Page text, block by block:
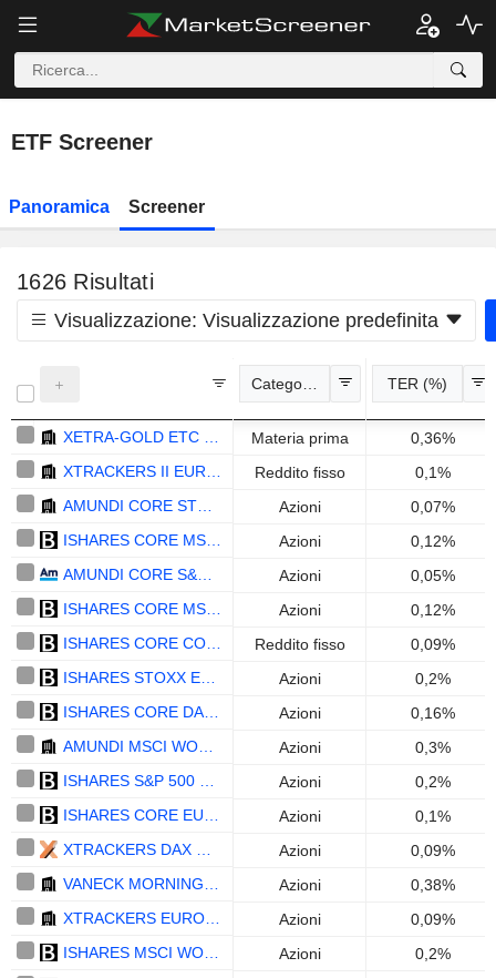
ETF Screener
Panoramica Screener
1626 Risultati
Visualizzazione: Visualizzazione predefinita
Categoria TER (%)
Materia prima
0,36%
Reddito fisso
0,1%
Azioni
0,07%
Azioni
0,12%
Azioni
0,05%
Azioni
0,12%
Reddito fisso
0,09%
Azioni
0,2%
Azioni
0,16%
Azioni
0,3%
Azioni
0,2%
Azioni
0,1%
Azioni
0,09%
Azioni
0,38%
Azioni
0,09%
Azioni
0,2%